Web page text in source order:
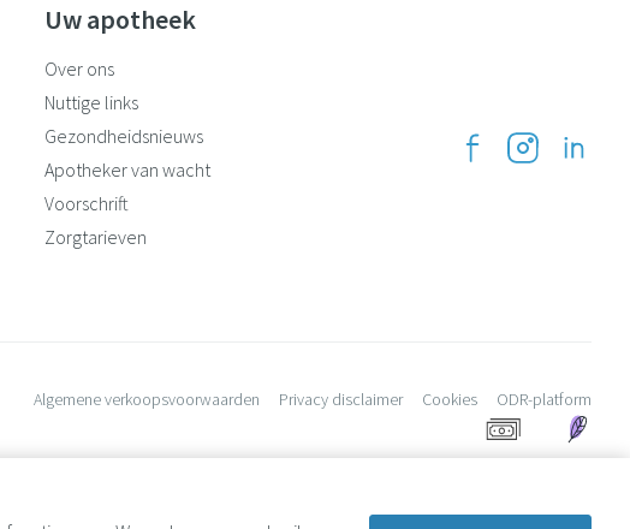
Uw apotheek
Over ons
Nuttige links
Gezondheidsnieuws
Apotheker van wacht
Voorschrift
Zorgtarieven
Algemene verkoopsvoorwaarden Privacy disclaimer Cookies ODR-platform